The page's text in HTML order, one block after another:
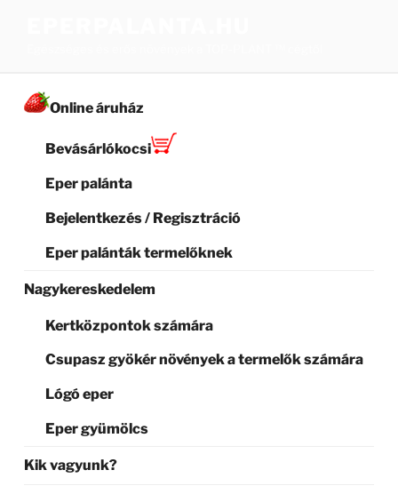
Online áruház
Bevásárlókocsi
Eper palánta
Bejelentkezés / Regisztráció
Eper palánták termelőknek
Nagykereskedelem
Kertközpontok számára
Csupasz gyökér növények a termelők számára
Lógó eper
Eper gyümölcs
Kik vagyunk?